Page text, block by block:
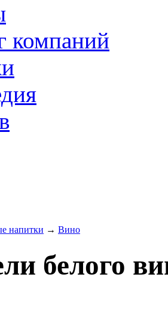
компаний
напитки → Вино
белого